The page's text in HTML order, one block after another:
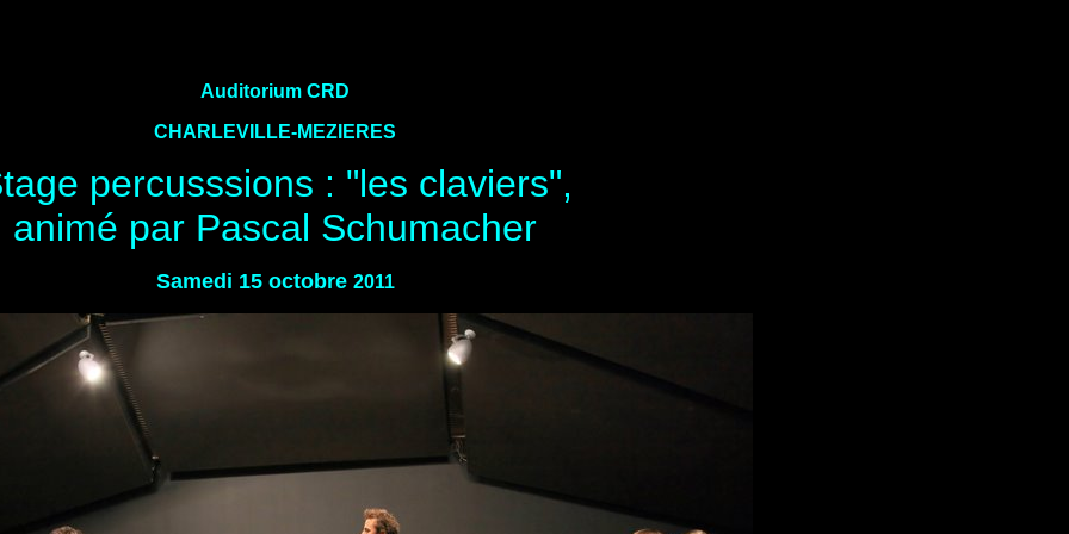
Auditorium CRD
CHARLEVILLE-MEZIERES
percusssions : "les claviers",
animé par Pascal Schumacher
Samedi 15 octobre 2011